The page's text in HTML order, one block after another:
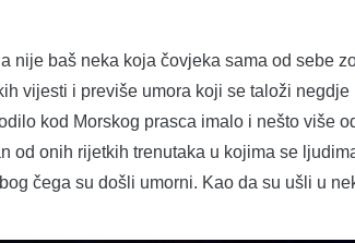
nije baš neka koja čovjeka sama od sebe
vijesti i previše umora koji se taloži
kod Morskog prasca imalo i nešto više
od onih rijetkih trenutaka u kojima se
čega su došli umorni. Kao da su ušli u